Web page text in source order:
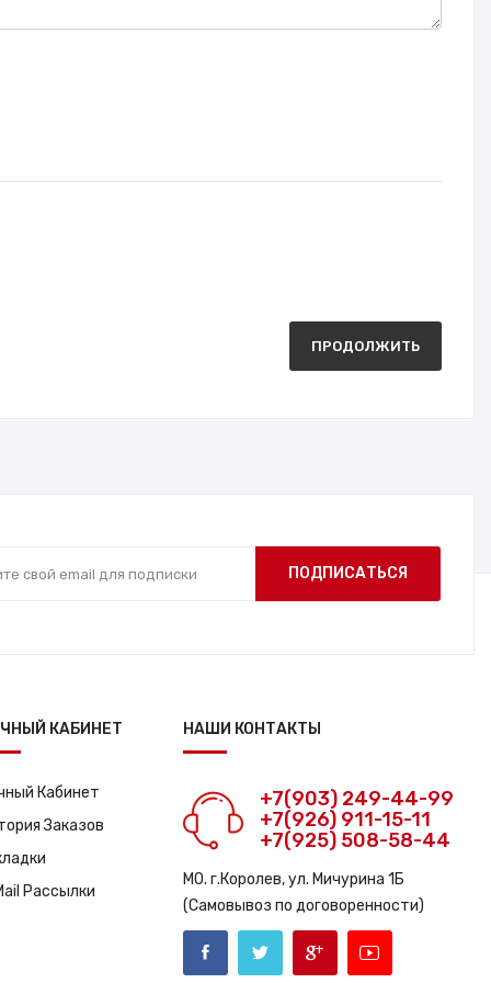
ПРОДОЛЖИТЬ
ПОДПИСАТЬСЯ
КАБИНЕТ
Кабинет
Заказов
Рассылки
НАШИ КОНТАКТЫ
+7(903) 249-44-99
+7(926) 911-15-11
+7(925) 508-58-44
МО. г.Королев, ул. Мичурина 1Б
(Самовывоз по договоренности)